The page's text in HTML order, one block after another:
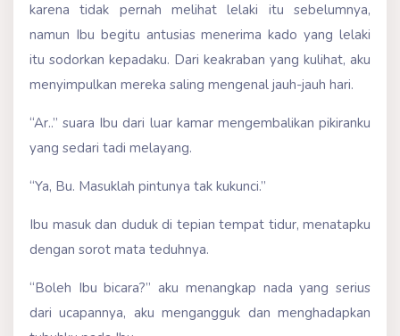
karena tidak pernah melihat lelaki itu sebelumnya,
namun Ibu begitu antusias menerima kado yang lelaki
itu sodorkan kepadaku. Dari keakraban yang kulihat, aku
menyimpulkan mereka saling mengenal jauh-jauh hari.
“Ar..” suara Ibu dari luar kamar mengembalikan pikiranku
yang sedari tadi melayang.
“Ya, Bu. Masuklah pintunya tak kukunci.”
Ibu masuk dan duduk di tepian tempat tidur, menatapku
dengan sorot mata teduhnya.
“Boleh Ibu bicara?” aku menangkap nada yang serius
dari ucapannya, aku mengangguk dan menghadapkan